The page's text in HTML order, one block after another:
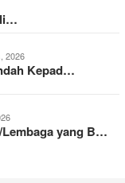
2026
Kepad…
yang B…